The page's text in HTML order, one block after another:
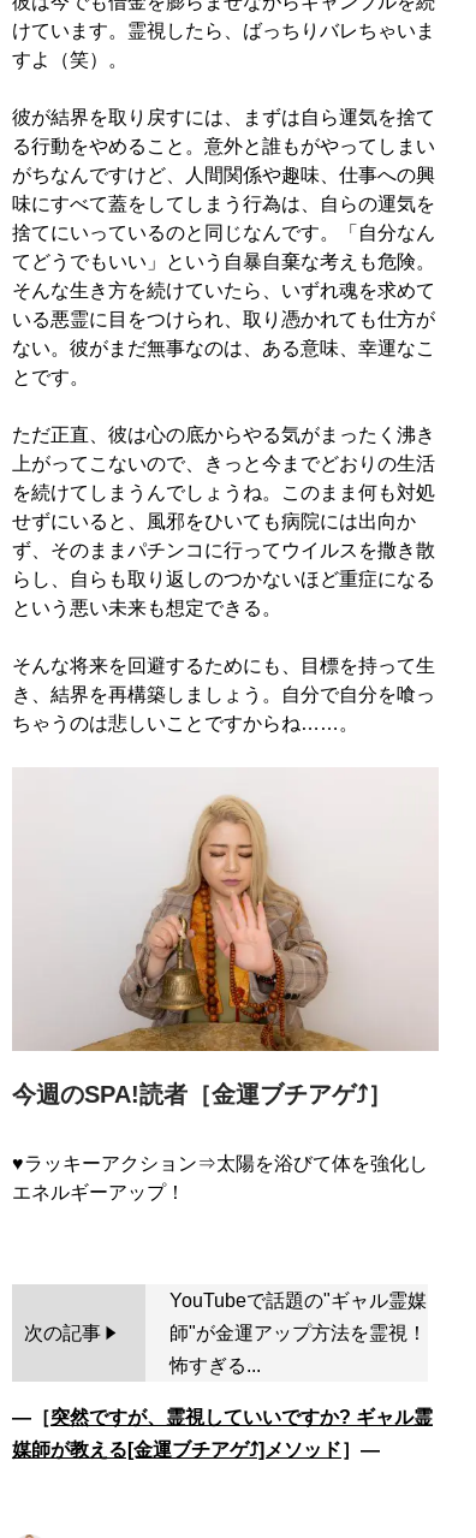
けています。霊視したら、ばっちりバレちゃいま
すよ（笑）。
彼が結界を取り戻すには、まずは自ら運気を捨て
る行動をやめること。意外と誰もがやってしまい
がちなんですけど、人間関係や趣味、仕事への興
味にすべて蓋をしてしまう行為は、自らの運気を
捨てにいっているのと同じなんです。「自分なん
てどうでもいい」という自暴自棄な考えも危険。
そんな生き方を続けていたら、いずれ魂を求めて
いる悪霊に目をつけられ、取り憑かれても仕方が
ない。彼がまだ無事なのは、ある意味、幸運なこ
とです。
ただ正直、彼は心の底からやる気がまったく沸き
上がってこないので、きっと今までどおりの生活
を続けてしまうんでしょうね。このまま何も対処
せずにいると、風邪をひいても病院には出向か
ず、そのままパチンコに行ってウイルスを撒き散
らし、自らも取り返しのつかないほど重症になる
という悪い未来も想定できる。
そんな将来を回避するためにも、目標を持って生
き、結界を再構築しましょう。自分で自分を喰っ
ちゃうのは悲しいことですからね……。
今週のSPA!読者［金運ブチアゲ⤴］
♥ラッキーアクション⇒太陽を浴びて体を強化し
エネルギーアップ！
次の記事
YouTubeで話題の"ギャル霊媒
師"が金運アップ方法を霊視！
怖すぎる...
―［突然ですが、霊視していいですか? ギャル霊
媒師が教える[金運ブチアゲ⤴]メソッド］―